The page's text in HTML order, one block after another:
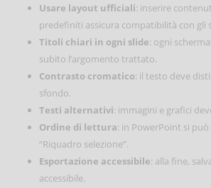
Usare layout ufficiali: inserire
predefiniti assicura compatibilità con gli
Titoli chiari in ogni slide: ogni
subito l’argomento trattato.
Contrasto cromatico: il testo deve
sfondo.
Testi alternativi: immagini e grafici
Ordine di lettura: in PowerPoint si
“Riquadro selezione”.
Esportazione accessibile: alla fine,
accessibile.